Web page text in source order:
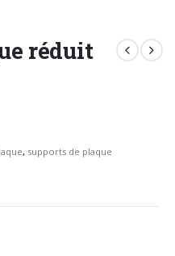
réduit
, supports de plaque